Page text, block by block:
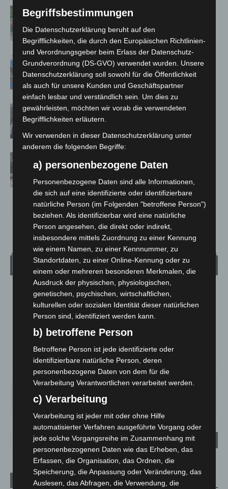
Region Hannover: 21 neue
Kreuz
Mann läuft mit Hockeyschläger über
A7 – Polizei sucht Zeugen
Celle: Mensch stirbt bei Bagger-Unfall
auf Baustelle
Langenhagen beschädigt
Wetter
LANGENHAGEN
Bedeckt
19.1°
17.7
64% 1.6m/s 100%
19° 27°
Aktuelle Beiträge
Begriffsbestimmungen
Die Datenschutzerklärung beruht auf den
Begrifflichkeiten, die durch den Europäischen Richtlinien-
und Verordnungsgeber beim Erlass der Datenschutz-
Grundverordnung (DS-GVO) verwendet wurden. Unsere
Datenschutzerklärung soll sowohl für die Öffentlichkeit
als auch für unsere Kunden und Geschäftspartner
einfach lesbar und verständlich sein. Um dies zu
gewährleisten, möchten wir vorab die verwendeten
Begrifflichkeiten erläutern.
Wir verwenden in dieser Datenschutzerklärung unter
anderem die folgenden Begriffe:
a) personenbezogene Daten
Personenbezogene Daten sind alle Informationen,
die sich auf eine identifizierte oder identifizierbare
natürliche Person (im Folgenden "betroffene Person")
beziehen. Als identifizierbar wird eine natürliche
Person angesehen, die direkt oder indirekt,
insbesondere mittels Zuordnung zu einer Kennung
wie einem Namen, zu einer Kennnummer, zu
Standortdaten, zu einer Online-Kennung oder zu
einem oder mehreren besonderen Merkmalen, die
Ausdruck der physischen, physiologischen,
genetischen, psychischen, wirtschaftlichen,
kulturellen oder sozialen Identität dieser natürlichen
Person sind, identifiziert werden kann.
b) betroffene Person
Betroffene Person ist jede identifizierte oder
identifizierbare natürliche Person, deren
personenbezogene Daten von dem für die
Verarbeitung Verantwortlichen verarbeitet werden.
c) Verarbeitung
Verarbeitung ist jeder mit oder ohne Hilfe
automatisierter Verfahren ausgeführte Vorgang oder
jede solche Vorgangsreihe im Zusammenhang mit
personenbezogenen Daten wie das Erheben, das
Erfassen, die Organisation, das Ordnen, die
Speicherung, die Anpassung oder Veränderung, das
Auslesen, das Abfragen, die Verwendung, die